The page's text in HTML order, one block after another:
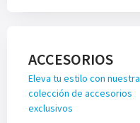
ACCESORIOS
Eleva tu estilo con nuestra
colección de accesorios
exclusivos